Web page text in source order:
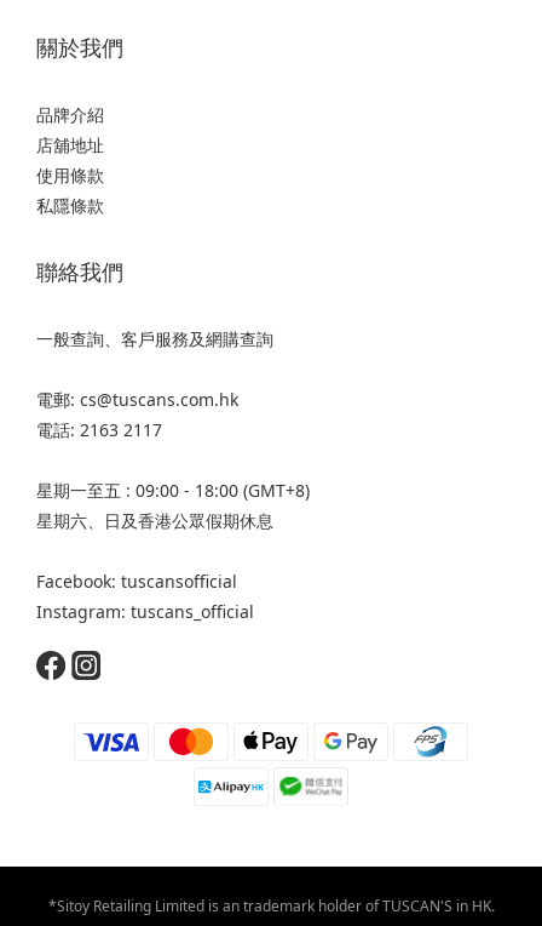
關於我們
品牌介紹
店舖地址
使用條款
私隱條款
聯絡我們
一般查詢、客戶服務及網購查詢
電郵: cs@tuscans.com.hk
電話: 2163 2117
星期一至五 : 09:00 - 18:00 (GMT+8)
星期六、日及香港公眾假期休息
Facebook: tuscansofficial
Instagram: tuscans_official
*Sitoy Retailing Limited is an trademark holder of TUSCAN'S in HK.